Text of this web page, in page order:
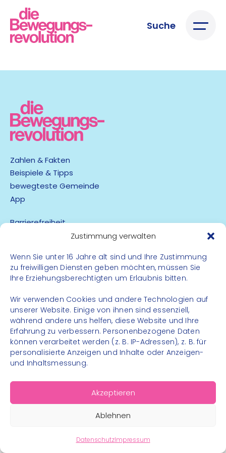
Zustimmung verwalten
Wenn Sie unter 16 Jahre alt sind und Ihre Zustimmung
zu freiwilligen Diensten geben möchten, müssen Sie
Ihre Erziehungsberechtigten um Erlaubnis bitten.
Wir verwenden Cookies und andere Technologien auf
unserer Website. Einige von ihnen sind essenziell,
während andere uns helfen, diese Website und Ihre
Erfahrung zu verbessern. Personenbezogene Daten
können verarbeitet werden (z. B. IP-Adressen), z. B. für
personalisierte Anzeigen und Inhalte oder Anzeigen-
und Inhaltsmessung.
Akzeptieren
Ablehnen
DatenschutzImpressum
Suche
Zahlen & Fakten
Beispiele & Tipps
bewegteste Gemeinde
App
Barrierefreiheit
Kontakt
Instagram
Facebook
© 2026 – Bewegungsland Steiermark gGmbH - Alle